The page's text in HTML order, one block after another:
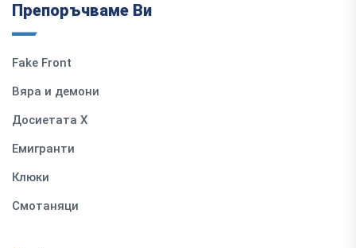
Препоръчваме Ви
Fake Front
Вяра и демони
Досиетата Х
Емигранти
Клюки
Смотаняци